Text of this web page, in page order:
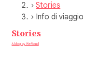
› Stories
› Info di viaggio
Stories
A blog by WeRoad